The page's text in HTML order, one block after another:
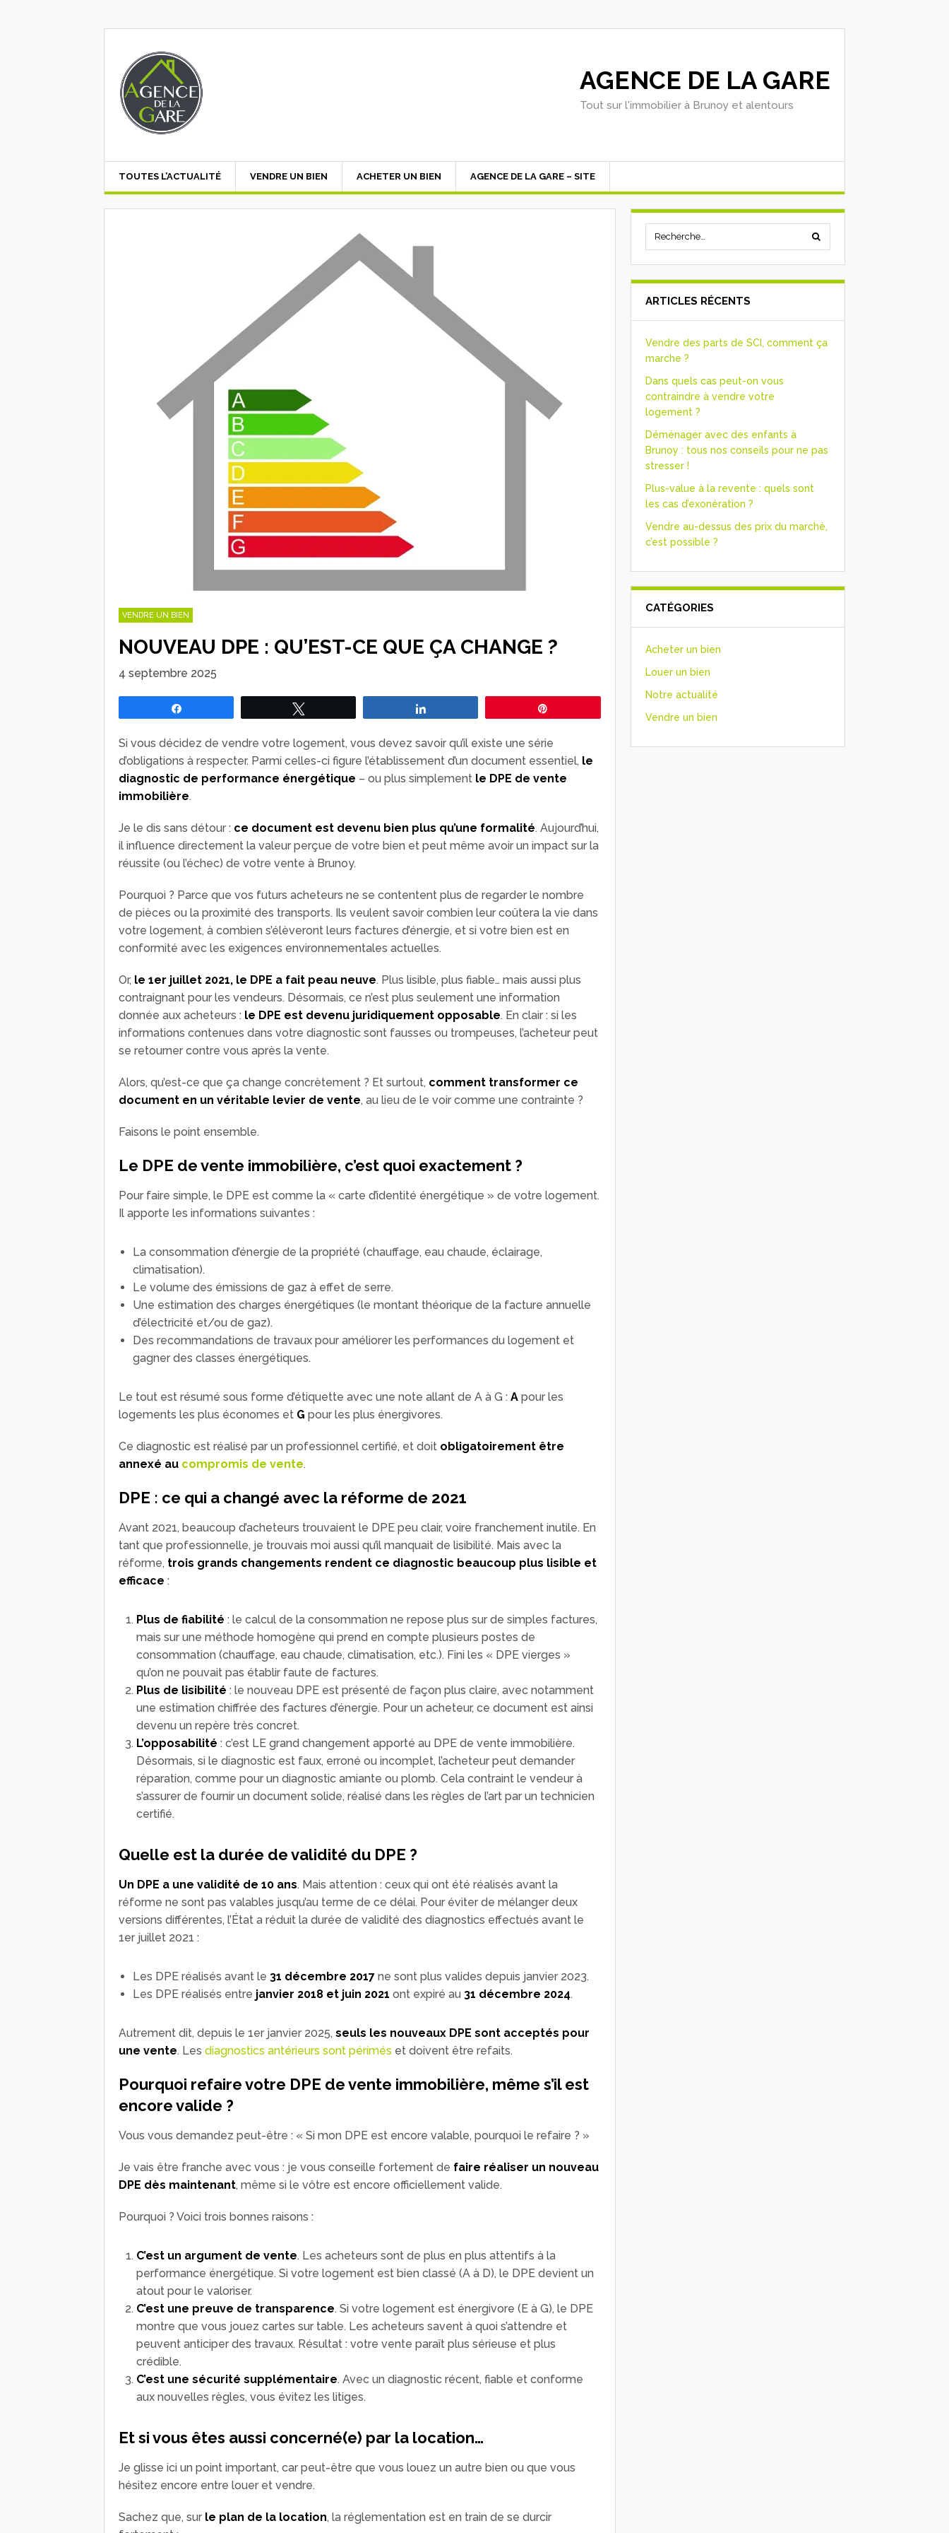
AGENCE DE LA GARE
Tout sur l'immobilier à Brunoy et alentours
TOUTES L’ACTUALITÉ VENDRE UN BIEN ACHETER UN BIEN AGENCE DE LA GARE – SITE
VENDRE UN BIEN
NOUVEAU DPE : QU’EST-CE QUE ÇA CHANGE ?
4 septembre 2025
Si vous décidez de vendre votre logement, vous devez savoir qu’il existe une série
d’obligations à respecter. Parmi celles-ci figure l’établissement d’un document essentiel, le
diagnostic de performance énergétique – ou plus simplement le DPE de vente
immobilière.
Je le dis sans détour : ce document est devenu bien plus qu’une formalité. Aujourd’hui,
il influence directement la valeur perçue de votre bien et peut même avoir un impact sur la
réussite (ou l’échec) de votre vente à Brunoy.
Pourquoi ? Parce que vos futurs acheteurs ne se contentent plus de regarder le nombre
de pièces ou la proximité des transports. Ils veulent savoir combien leur coûtera la vie dans
votre logement, à combien s’élèveront leurs factures d’énergie, et si votre bien est en
conformité avec les exigences environnementales actuelles.
Or, le 1er juillet 2021, le DPE a fait peau neuve. Plus lisible, plus fiable… mais aussi plus
contraignant pour les vendeurs. Désormais, ce n’est plus seulement une information
donnée aux acheteurs : le DPE est devenu juridiquement opposable. En clair : si les
informations contenues dans votre diagnostic sont fausses ou trompeuses, l’acheteur peut
se retourner contre vous après la vente.
Alors, qu’est-ce que ça change concrètement ? Et surtout, comment transformer ce
document en un véritable levier de vente, au lieu de le voir comme une contrainte ?
Faisons le point ensemble.
Le DPE de vente immobilière, c’est quoi exactement ?
Pour faire simple, le DPE est comme la « carte d’identité énergétique » de votre logement.
Il apporte les informations suivantes :
La consommation d’énergie de la propriété (chauffage, eau chaude, éclairage,
climatisation).
Le volume des émissions de gaz à effet de serre.
Une estimation des charges énergétiques (le montant théorique de la facture annuelle
d’électricité et/ou de gaz).
Des recommandations de travaux pour améliorer les performances du logement et
gagner des classes énergétiques.
Le tout est résumé sous forme d’étiquette avec une note allant de A à G : A pour les
logements les plus économes et G pour les plus énergivores.
Ce diagnostic est réalisé par un professionnel certifié, et doit obligatoirement être
annexé au compromis de vente.
DPE : ce qui a changé avec la réforme de 2021
Avant 2021, beaucoup d’acheteurs trouvaient le DPE peu clair, voire franchement inutile. En
tant que professionnelle, je trouvais moi aussi qu’il manquait de lisibilité. Mais avec la
réforme, trois grands changements rendent ce diagnostic beaucoup plus lisible et
efficace :
Plus de fiabilité : le calcul de la consommation ne repose plus sur de simples factures,
mais sur une méthode homogène qui prend en compte plusieurs postes de
consommation (chauffage, eau chaude, climatisation, etc.). Fini les « DPE vierges »
qu’on ne pouvait pas établir faute de factures.
Plus de lisibilité : le nouveau DPE est présenté de façon plus claire, avec notamment
une estimation chiffrée des factures d’énergie. Pour un acheteur, ce document est ainsi
devenu un repère très concret.
L’opposabilité : c’est LE grand changement apporté au DPE de vente immobilière.
Désormais, si le diagnostic est faux, erroné ou incomplet, l’acheteur peut demander
réparation, comme pour un diagnostic amiante ou plomb. Cela contraint le vendeur à
s’assurer de fournir un document solide, réalisé dans les règles de l’art par un technicien
certifié.
Quelle est la durée de validité du DPE ?
Un DPE a une validité de 10 ans. Mais attention : ceux qui ont été réalisés avant la
réforme ne sont pas valables jusqu’au terme de ce délai. Pour éviter de mélanger deux
versions différentes, l’État a réduit la durée de validité des diagnostics effectués avant le
1er juillet 2021 :
Les DPE réalisés avant le 31 décembre 2017 ne sont plus valides depuis janvier 2023.
Les DPE réalisés entre janvier 2018 et juin 2021 ont expiré au 31 décembre 2024.
Autrement dit, depuis le 1er janvier 2025, seuls les nouveaux DPE sont acceptés pour
une vente. Les diagnostics antérieurs sont périmés et doivent être refaits.
Pourquoi refaire votre DPE de vente immobilière, même s’il est
encore valide ?
Vous vous demandez peut-être : « Si mon DPE est encore valable, pourquoi le refaire ? »
Je vais être franche avec vous : je vous conseille fortement de faire réaliser un nouveau
DPE dès maintenant, même si le vôtre est encore officiellement valide.
Pourquoi ? Voici trois bonnes raisons :
C’est un argument de vente. Les acheteurs sont de plus en plus attentifs à la
performance énergétique. Si votre logement est bien classé (A à D), le DPE devient un
atout pour le valoriser.
C’est une preuve de transparence. Si votre logement est énergivore (E à G), le DPE
montre que vous jouez cartes sur table. Les acheteurs savent à quoi s’attendre et
peuvent anticiper des travaux. Résultat : votre vente paraît plus sérieuse et plus
crédible.
C’est une sécurité supplémentaire. Avec un diagnostic récent, fiable et conforme
aux nouvelles règles, vous évitez les litiges.
Et si vous êtes aussi concerné(e) par la location…
Je glisse ici un point important, car peut-être que vous louez un autre bien ou que vous
hésitez encore entre louer et vendre.
Sachez que, sur le plan de la location, la réglementation est en train de se durcir
ARTICLES RÉCENTS
Vendre des parts de SCI, comment ça
marche ?
Dans quels cas peut-on vous
contraindre à vendre votre
logement ?
Déménager avec des enfants à
Brunoy : tous nos conseils pour ne pas
stresser !
Plus-value à la revente : quels sont
les cas d’exonération ?
Vendre au-dessus des prix du marché,
c’est possible ?
CATÉGORIES
Acheter un bien
Louer un bien
Notre actualité
Vendre un bien